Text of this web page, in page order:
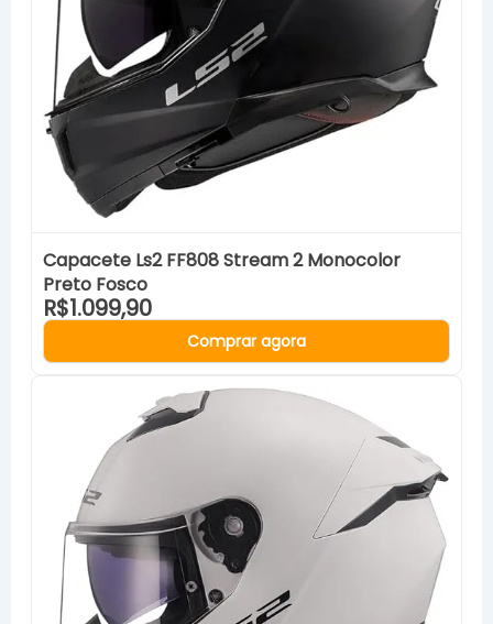
Capacete Ls2 FF808 Stream 2 Monocolor
Preto Fosco
R$1.099,90
Comprar agora